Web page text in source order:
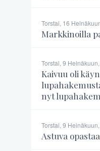
Torstai, 16
Markkinoilla
Torstai, 9
Kaivuu oli
nyt
Torstai, 9
Astuva